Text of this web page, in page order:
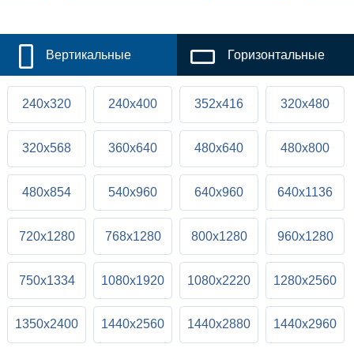
Вертикальные Горизонтальные
240x320 240x400 352x416 320x480
320x568 360x640 480x640 480x800
480x854 540x960 640x960 640x1136
720x1280 768x1280 800x1280 960x1280
750x1334 1080x1920 1080x2220 1280x2560
1350x2400 1440x2560 1440x2880 1440x2960